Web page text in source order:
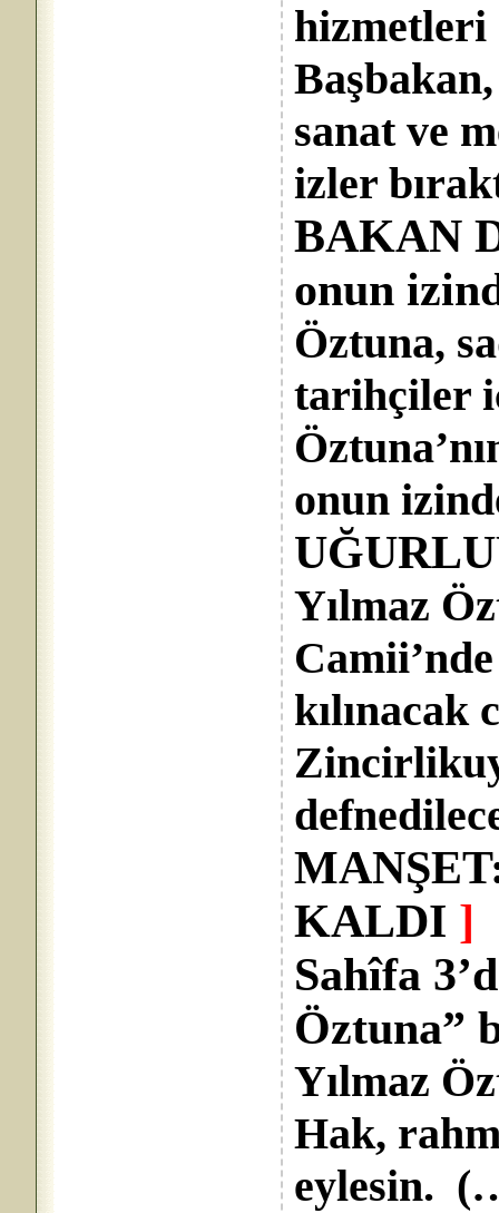
hizmetleri
sanat ve
izler
BAKAN
onun
Öztuna,
tarihçiler
onun
Yılmaz
kılınacak
KALDI ]
Sahîfa
Öztuna”
Yılmaz
Hak,
eylesin.